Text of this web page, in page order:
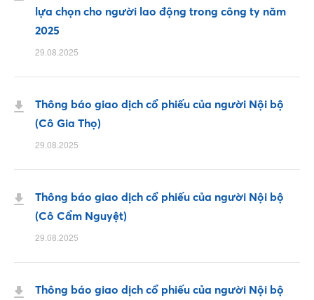
lựa chọn cho người lao động trong công ty năm
2025
29.08.2025
Thông báo giao dịch cổ phiếu của người Nội bộ
(Cô Gia Thọ)
29.08.2025
Thông báo giao dịch cổ phiếu của người Nội bộ
(Cô Cẩm Nguyệt)
29.08.2025
Thông báo giao dịch cổ phiếu của người Nội bộ